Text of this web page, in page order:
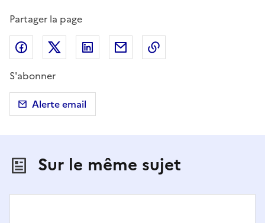
Partager la page
Partager sur Facebook
Partager sur X (anciennement Twitter)
Partager sur LinkedIn
Partager par email
S'abonner
Alerte email
Sur le même sujet